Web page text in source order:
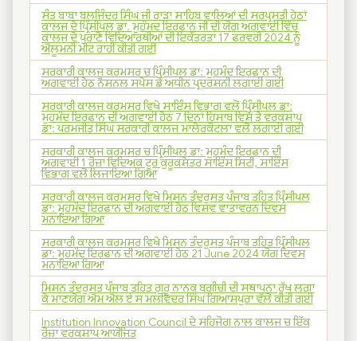
ਸੰਤ ਬਾਬਾ ਬਲਜਿੰਦਰ ਸਿੰਘ ਜੀ ਰਾੜਾ ਸਾਹਿਬ ਵਾਲਿਆਂ ਦੀ ਸਰਪ੍ਰਸਤੀ ਹੇਠਾਂ
ਕਾਲਜ ਦੇ ਪ੍ਰਿੰਸੀਪਲ ਡਾ. ਮੁਹੰਮਦ ਇਰਫਾਨ ਜੀ ਦੀ ਯੋਗ ਅਗਵਾਈ ਵਿੱਚ
ਕਾਲਜ ਦੇ ਪੁਰਾਣੇ ਵਿਦਿਆਂਰਥੀਆਂ ਦੀ ਇਕੱਤਰਤਾ 17 ਫਰਵਰੀ 2024 ਨੂੰ
ਐਲੂਮਨੀ ਮੀਟ ਰਾਹੀਂ ਕੀਤੀ ਗਈ
ਸਰਕਾਰੀ ਕਾਲਜ ਕਰਮਸਰ ਚ ਪ੍ਰਿੰਸੀਪਲ ਡਾ: ਮੁਹਮੰਦ ਇਰਫਾਨ ਦੀ
ਅਗਵਾਈ ਹੇਠ ਨੈਸ਼ਨਲ ਸਪੇਸ ਡੇ ਅਧੀਨ ਪ੍ਰਦਰਸ਼ਨੀ ਲਗਾਈ ਗਈ
ਸਰਕਾਰੀ ਕਾਲਜ ਕਰਮਸਰ ਵਿਖੇ ਸਾਇੰਸ ਵਿਭਾਗ ਵਲੋਂ ਪ੍ਰਿੰਸੀਪਲ ਡਾ:
ਮੁਹਮੰਦ ਇਰਫਾਨ ਦੀ ਅਗਵਾਈ ਹੇਠ 7 ਦਿਨਾਂ ਹਿਸਾਬ ਵਿਸ਼ੇ ਤੇ ਵਰਕਸ਼ਾਪ
ਡਾ: ਪਰਮਜੀਤ ਸਿੰਘ ਸਰਕਾਰੀ ਕਾਲਜ ਮਾਲੇਰਕੋਟਲਾ ਵਲੋਂ ਲਗਾਈ ਗਈ
ਸਰਕਾਰੀ ਕਾਲਜ ਕਰਮਸਰ ਚ ਪ੍ਰਿੰਸੀਪਲ ਡਾ: ਮੁਹਮੰਦ ਇਰਫਾਨ ਦੀ
ਅਗਵਾਈ 1 ਰੋਜ਼ਾ ਵਿਦਿਅਕ ਟੂਰ ਕੁਰੂਕਸ਼ੇਤਰ ਸਾਇੰਸ ਸਿਟੀ, ਸਾਇੰਸ
ਵਿਭਾਗ ਵਲੋਂ ਲਿਜਾਇਆ ਗਿਆ
ਸਰਕਾਰੀ ਕਾਲਜ ਕਰਮਸਰ ਵਿਖੇ ਮਿਸ਼ਨ ਤੰਦਰੁਸਤ ਪੰਜਾਬ ਤਹਿਤ ਪ੍ਰਿੰਸੀਪਲ
ਡਾ: ਮੁਹਮੰਦ ਇਰਫਾਨ ਦੀ ਅਗਵਾਈ ਹੇਠ ਵਿਸ਼ਵ ਵਾਤਾਵਰਨ ਦਿਵਸ
ਮਨਾਇਆ ਗਿਆ
ਸਰਕਾਰੀ ਕਾਲਜ ਕਰਮਸਰ ਵਿਖੇ ਮਿਸ਼ਨ ਤੰਦਰੁਸਤ ਪੰਜਾਬ ਤਹਿਤ ਪ੍ਰਿੰਸੀਪਲ
ਡਾ: ਮੁਹਮੰਦ ਇਰਫਾਨ ਦੀ ਅਗਵਾਈ ਹੇਠ 21 June 2024 ਯੋਗ ਦਿਵਸ
ਮਨਾਇਆ ਗਿਆ
ਮਿਸ਼ਨ ਤੰਦਰੁਸਤ ਪੰਜਾਬ ਤਹਿਤ ਗੁਰੂ ਨਾਨਕ ਬਗੀਚੀ ਦੀ ਸਥਾਪਨਾ ਰੁੱਖ ਲਗਾ
ਕੇ ਮਾਣਯੋਗ ਐਮ ਐਲ ਏ ਸ ਮਲਵਿਦਰ ਸਿੰਘ ਗਿਆਸਪੁਰਾ ਵੱਲੋਂ ਕੀਤੀ ਗਈ
Institution Innovation Council ਦੇ ਸਹਿਜੋਗ ਨਾਲ ਕਾਲਜ ਚ ਇੱਕ
ਰੋਜ਼ਾ ਵਰਕਸ਼ਾਪ ਆਯੋਜਿਤ